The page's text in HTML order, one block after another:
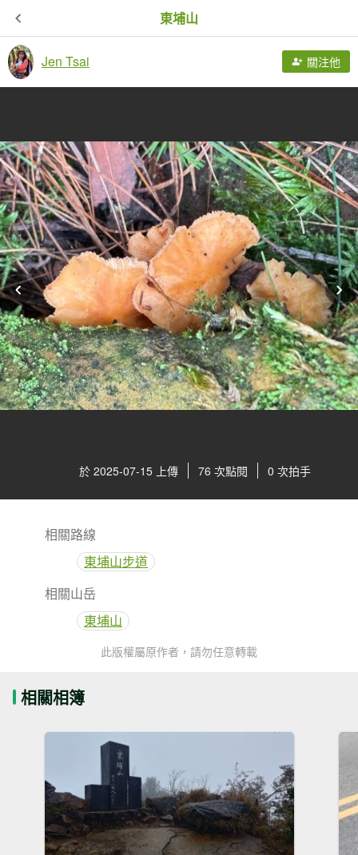
東埔山
Jen Tsai 關注他
於 2025-07-15 上傳 76 次點閱 0 次拍手
相關路線
東埔山步道
相關山岳
東埔山
此版權屬原作者，請勿任意轉載
相關相簿